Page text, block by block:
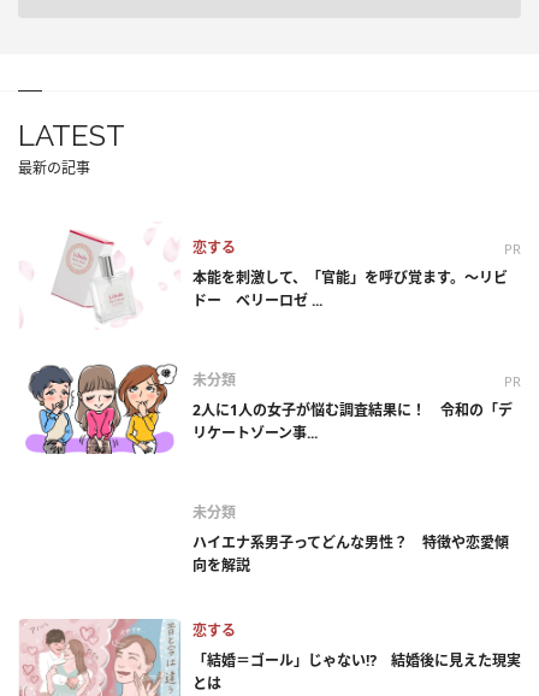
LATEST
最新の記事
恋する PR
本能を刺激して、「官能」を呼び覚ます。～リビ
ドー ベリーロゼ ...
未分類 PR
2人に1人の女子が悩む調査結果に！ 令和の「デ
リケートゾーン事...
未分類
ハイエナ系男子ってどんな男性？ 特徴や恋愛傾
向を解説
恋する
「結婚＝ゴール」じゃない⁉ 結婚後に見えた現実
とは